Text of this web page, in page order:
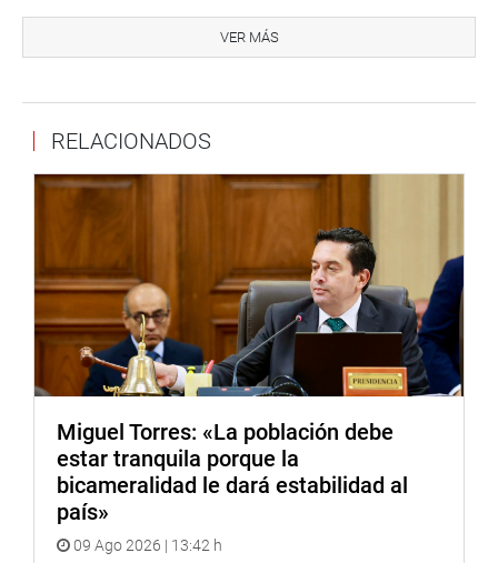
VER MÁS
RELACIONADOS
Miguel Torres: «La población debe
estar tranquila porque la
bicameralidad le dará estabilidad al
país»
09 Ago 2026 | 13:42 h